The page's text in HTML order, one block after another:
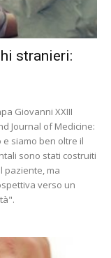
stranieri:
Giovanni XXIII
Journal of Medicine:
siamo ben oltre il
sono stati costruiti
paziente, ma
verso un